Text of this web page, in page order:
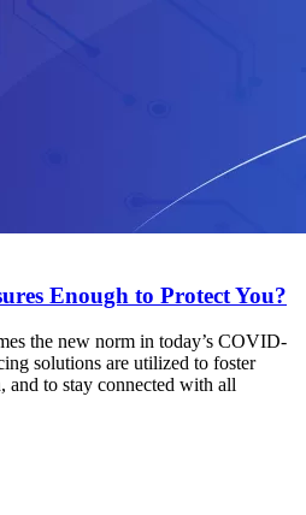
Enough to Protect You?
the new norm in today’s COVID-
solutions are utilized to foster
and to stay connected with all